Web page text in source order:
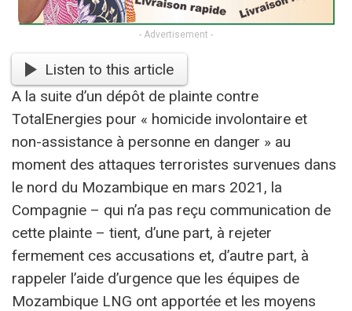
- Advertisement -
Listen to this article
A la suite d’un dépôt de plainte contre
TotalEnergies pour « homicide involontaire et
non-assistance à personne en danger » au
moment des attaques terroristes survenues dans
le nord du Mozambique en mars 2021, la
Compagnie – qui n’a pas reçu communication de
cette plainte – tient, d’une part, à rejeter
fermement ces accusations et, d’autre part, à
rappeler l’aide d’urgence que les équipes de
Mozambique LNG ont apportée et les moyens